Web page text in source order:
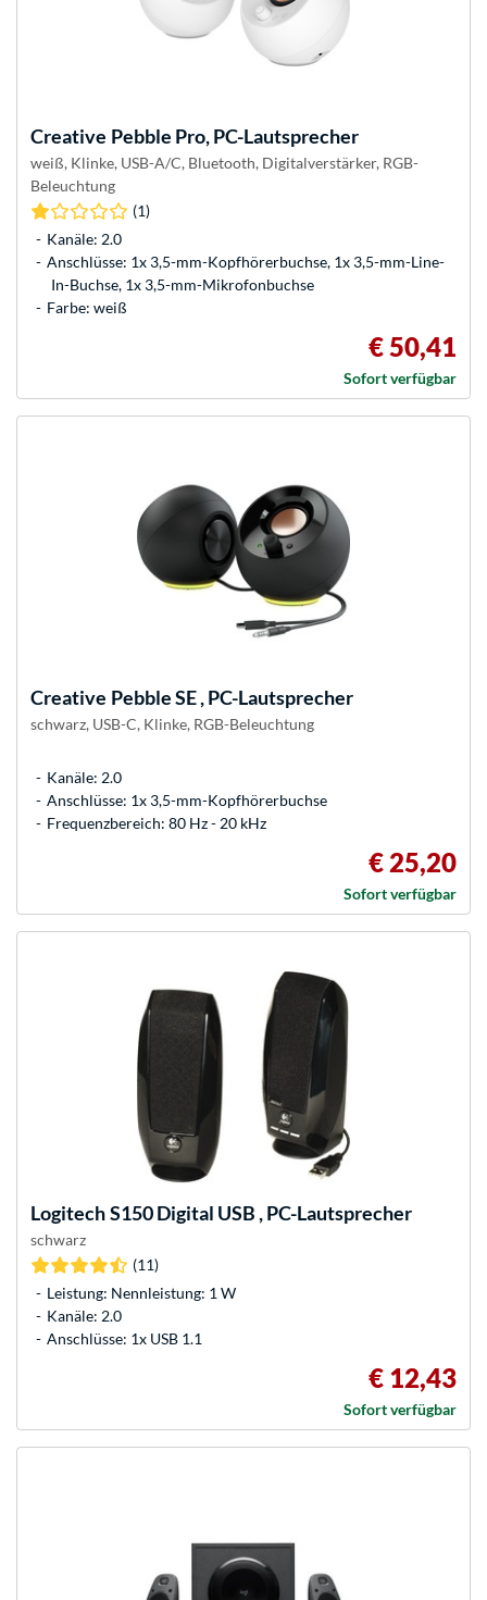
Creative Pebble Pro, PC-Lautsprecher
weiß, Klinke, USB-A/C, Bluetooth, Digitalverstärker, RGB-
Beleuchtung
(1)
Kanäle: 2.0
Anschlüsse: 1x 3,5-mm-Kopfhörerbuchse, 1x 3,5-mm-Line-
In-Buchse, 1x 3,5-mm-Mikrofonbuchse
Farbe: weiß
€ 50,41
Sofort verfügbar
Creative Pebble SE , PC-Lautsprecher
schwarz, USB-C, Klinke, RGB-Beleuchtung
Kanäle: 2.0
Anschlüsse: 1x 3,5-mm-Kopfhörerbuchse
Frequenzbereich: 80 Hz - 20 kHz
€ 25,20
Sofort verfügbar
LogitechS150 Digital USB , PC-Lautsprecher
schwarz
(11)
Leistung: Nennleistung: 1 W
Kanäle: 2.0
Anschlüsse: 1x USB 1.1
€ 12,43
Sofort verfügbar